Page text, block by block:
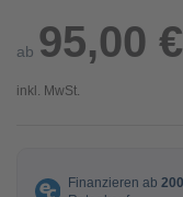
ab 95,00 €
inkl. MwSt.